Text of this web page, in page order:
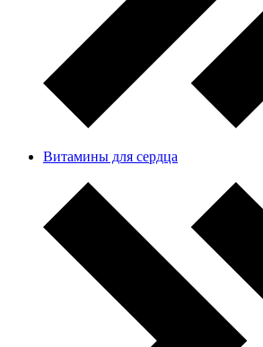
Витамины для сердца